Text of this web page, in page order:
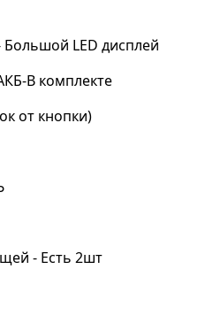
LED дисплей
В комплекте
от кнопки)
- Есть 2шт